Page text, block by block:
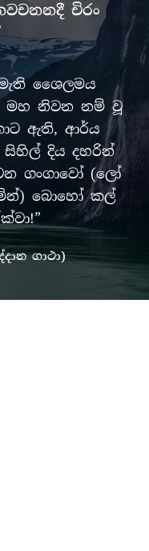
චිරං
ශෛලමය
මහ නිවන නම් වූ
ඇති, ආර්ය
සිහිල් දිය දහරින්
ගංගාවෝ (ලෝ
බොහෝ කල්
ගාථා)